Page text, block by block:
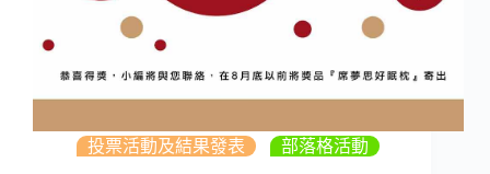
投票活動及結果發表 部落格活動